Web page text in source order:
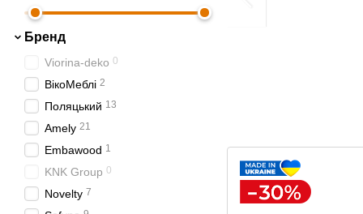
Бренд
Viorina-deko 0
ВікоМеблі 2
Поляцький 13
Amely 21
Embawood 1
KNK Group 0
Novelty 7